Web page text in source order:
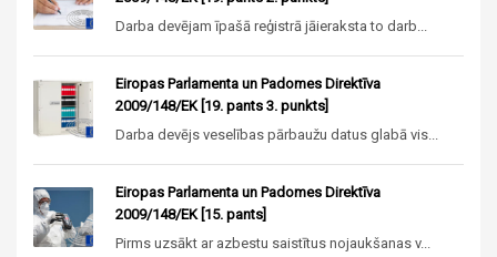
Darba devējam īpašā reģistrā jāieraksta to darb...
Eiropas Parlamenta un Padomes Direktīva
2009/148/EK [19. pants 3. punkts]
Darba devējs veselības pārbaužu datus glabā vis...
Eiropas Parlamenta un Padomes Direktīva
2009/148/EK [15. pants]
Pirms uzsākt ar azbestu saistītus nojaukšanas v...